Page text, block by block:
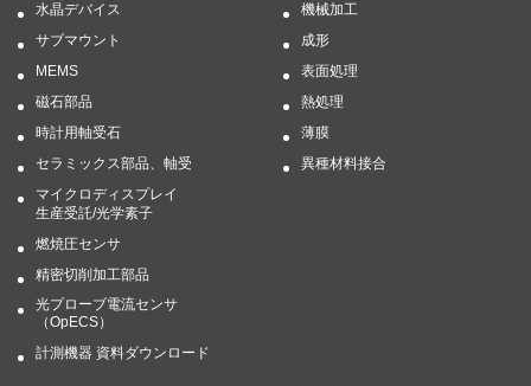
水晶デバイス
サブマウント
MEMS
磁石部品
時計用軸受石
セラミックス部品、軸受
マイクロディスプレイ
生産受託/光学素子
燃焼圧センサ
精密切削加工部品
光プローブ電流センサ
（OpECS）
計測機器 資料ダウンロード
機械加工
成形
表面処理
熱処理
薄膜
異種材料接合